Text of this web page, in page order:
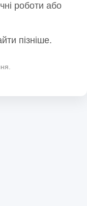
роботи або
пізніше.